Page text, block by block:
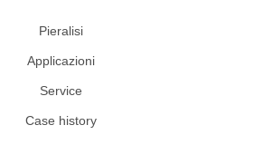
Pieralisi
Applicazioni
Service
Case history